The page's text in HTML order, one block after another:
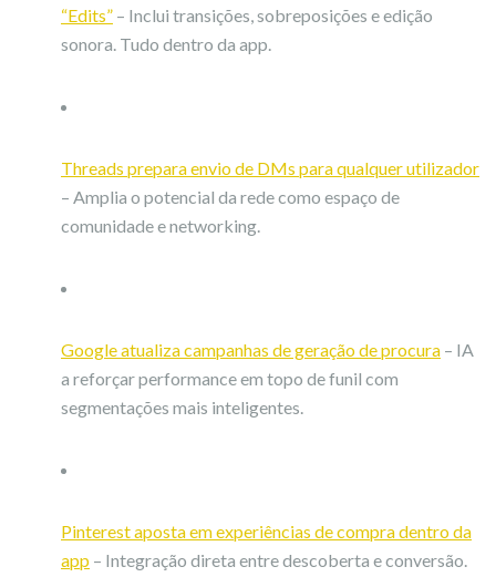
“Edits” – Inclui transições, sobreposições e edição
sonora. Tudo dentro da app.
Threads prepara envio de DMs para qualquer utilizador
– Amplia o potencial da rede como espaço de
comunidade e networking.
Google atualiza campanhas de geração de procura – IA
a reforçar performance em topo de funil com
segmentações mais inteligentes.
Pinterest aposta em experiências de compra dentro da
app – Integração direta entre descoberta e conversão.